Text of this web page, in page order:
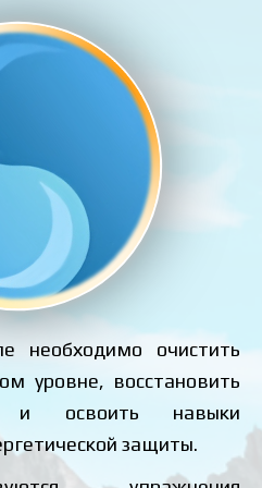
необходимо очистить
уровне, восстановить
и освоить навыки
защиты.